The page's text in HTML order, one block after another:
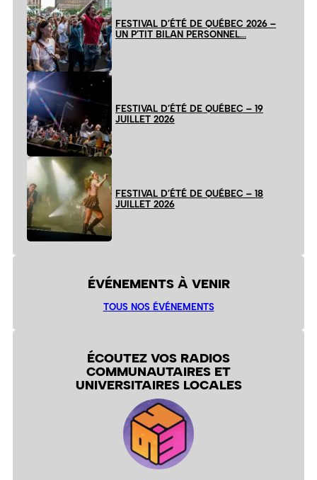
FESTIVAL D’ÉTÉ DE QUÉBEC 2026 –
UN P’TIT BILAN PERSONNEL…
FESTIVAL D’ÉTÉ DE QUÉBEC – 19
JUILLET 2026
FESTIVAL D’ÉTÉ DE QUÉBEC – 18
JUILLET 2026
ÉVÉNEMENTS À VENIR
TOUS NOS ÉVÉNEMENTS
ÉCOUTEZ VOS RADIOS
COMMUNAUTAIRES ET
UNIVERSITAIRES LOCALES